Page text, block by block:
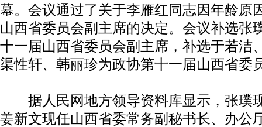
幕。会议通过了关于李雁红同志因年龄原
山西省委员会副主席的决定。会议补选张
十一届山西省委员会副主席，补选于若洁
渠性轩、韩丽珍为政协第十一届山西省委
据人民网地方领导资料库显示，张璞
姜新文现任山西省委常务副秘书长、办公